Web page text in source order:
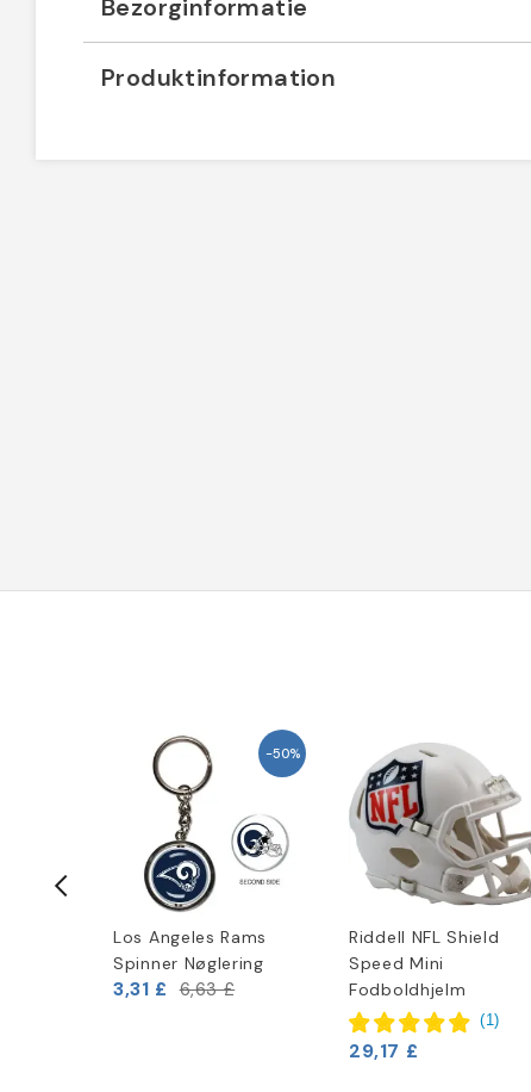
Bezorginformatie
Produktinformation
-50%
Los Angeles Rams
Spinner Nøglering
3,31 £ 6,63 £
Riddell NFL Shield
Speed Mini
Fodboldhjelm
(1)
29,17 £